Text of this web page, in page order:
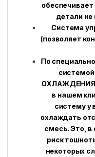
детали
Система
(позволяет
По
ОХЛАЖДЕНИЯ.
в нашем
систему у
охлаждать
смесь. Это,
риск
некоторых